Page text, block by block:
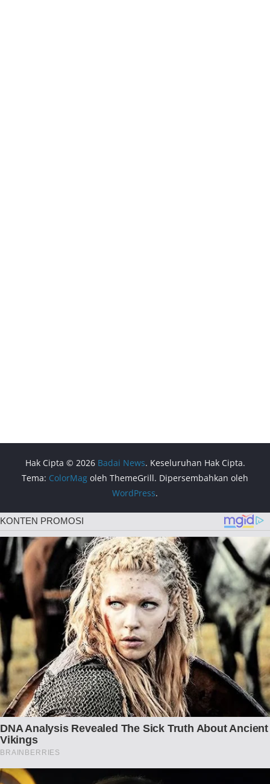
Hak Cipta © 2026 Badai News. Keseluruhan Hak Cipta.
Tema: ColorMag oleh ThemeGrill. Dipersembahkan oleh
WordPress.